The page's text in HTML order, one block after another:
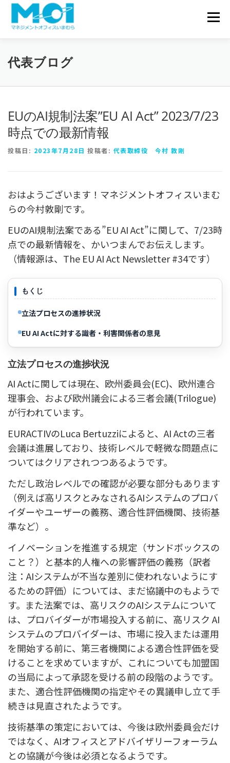
コンテンツへスキップ
メニ
代表ブログ
EUのAI規制法案”EU AI Act” 2023/7/23
時点での最新情報
投稿日: 2023年7月28日 投稿者: 代表取締役 今村 敦剛
おはようございます！マネジメントオフィスいまむ
らの今村敦剛です。
EUのAI規制法案である”EU AI Act”に関して、7/23時
点での最新情報を、かいつまんでお伝えします。
（情報源は、The EU AI Act Newsletter #34です）
もくじ
立法プロセスの進捗状況
EU AI Actに対する識者・利害関係者の意見
立法プロセスの進捗状況
AI Actに関しては現在、欧州委員会(EC)、欧州連合
理事会、および欧州議会による三者会議(Trilogue)
が行われています。
EURACTIVのLuca Bertuzziによると、AI Actの三者
会議は進展しており、技術レベルで軽微な問題点に
ついてはクリアされつつあるようです。
ただし政治レベルでの確認が必要な部分もあります
（例えば高リスクとみなされるAIシステムのプロバ
イダーやユーザーの義務、適合性評価機関、技術基
準など）。
イノベーションを推進する規定（サンドボックスの
こと？）と基本的人権への影響評価の義務（訳者
注：AIシステムが不当な差別に使われないようにす
るための評価）については、まだ協議中のもようで
す。また法案では、高リスクのAIシステムについて
は、プロバイダーが市場投入する前に、 高リスク AI
システムのプロバイダーは、市場に投入または運用
を開始する前に、第三者機関による適合性評価を受
けることを求めていますが、これについても加盟国
の当局によって承認を受ける前の段階のようです。
また、適合性評価機関の指定やその異議申し立て手
続きは見直されたようです。
技術基準の策定においては、今後は欧州委員会だけ
ではなく、AIオフィスとアドバイザリーフォーラム
との協議が今後は必須となるようです。